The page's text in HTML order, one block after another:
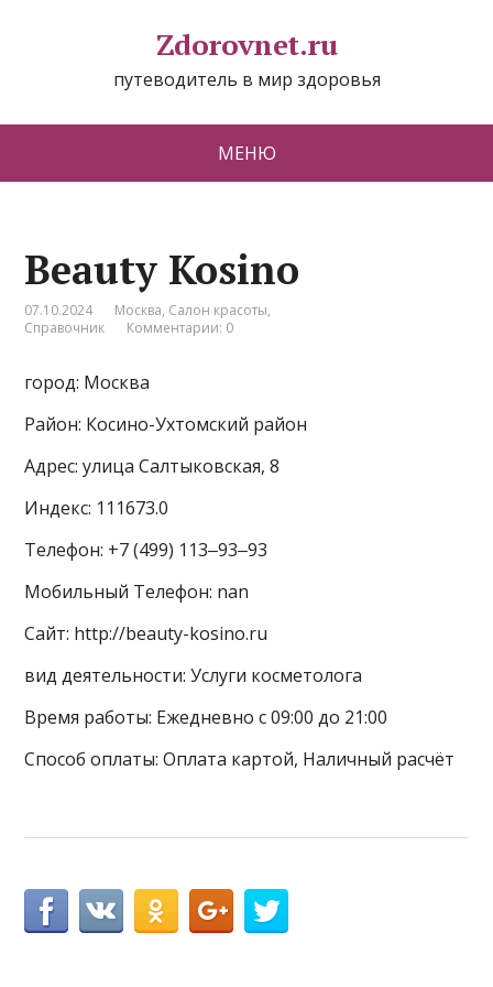
Zdorovnet.ru
путеводитель в мир здоровья
МЕНЮ
Beauty Kosino
07.10.2024 Москва, Салон красоты,
Справочник
Комментарии: 0
город: Москва
Район: Косино-Ухтомский район
Адрес: улица Салтыковская, 8
Индекс: 111673.0
Телефон: +7 (499) 113‒93‒93
Мобильный Телефон: nan
Сайт: http://beauty-kosino.ru
вид деятельности: Услуги косметолога
Время работы: Ежедневно с 09:00 до 21:00
Способ оплаты: Оплата картой, Наличный расчёт